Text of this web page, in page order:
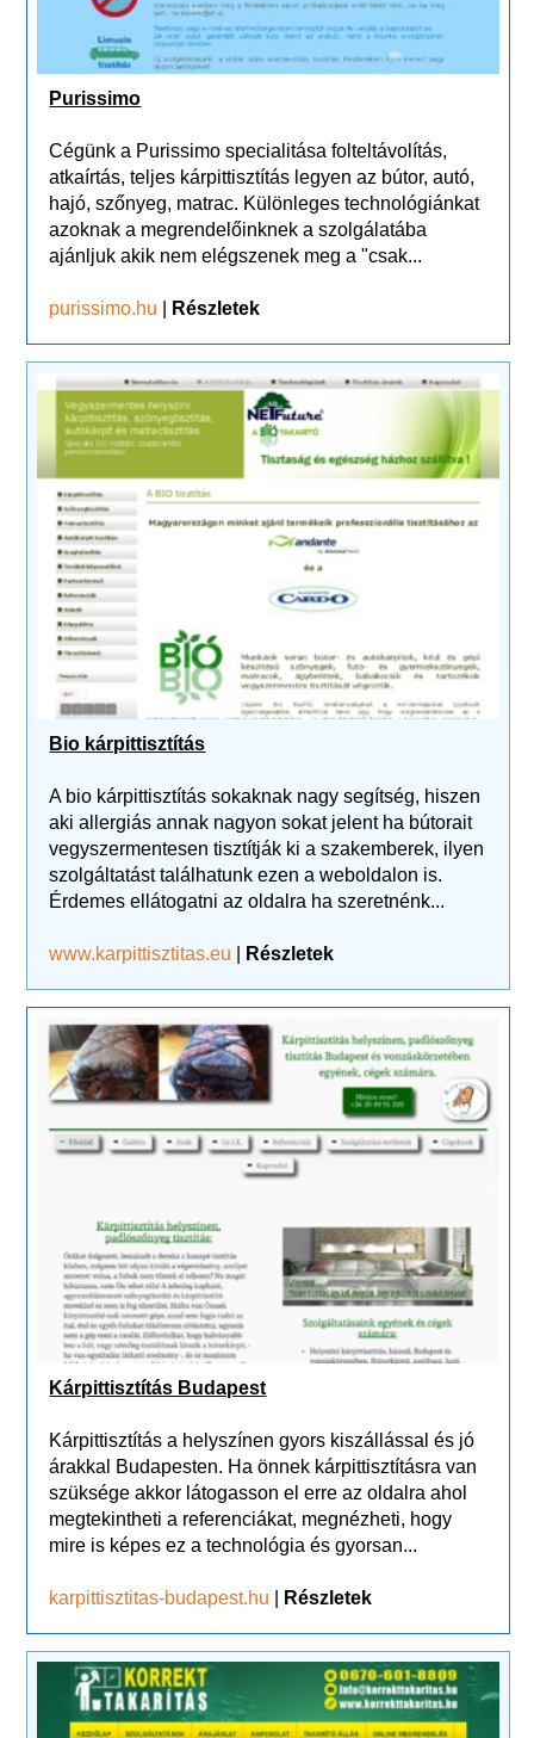
Purissimo
Cégünk a Purissimo specialitása folteltávolítás,
atkaírtás, teljes kárpittisztítás legyen az bútor, autó,
hajó, szőnyeg, matrac. Különleges technológiánkat
azoknak a megrendelőinknek a szolgálatába
ajánljuk akik nem elégszenek meg a "csak...
purissimo.hu Részletek
Bio kárpittisztítás
A bio kárpittisztítás sokaknak nagy segítség, hiszen
aki allergiás annak nagyon sokat jelent ha bútorait
vegyszermentesen tisztítják ki a szakemberek, ilyen
szolgáltatást találhatunk ezen a weboldalon is.
Érdemes ellátogatni az oldalra ha szeretnénk...
www.karpittisztitas.eu Részletek
Kárpittisztítás Budapest
Kárpittisztítás a helyszínen gyors kiszállással és jó
árakkal Budapesten. Ha önnek kárpittisztításra van
szüksége akkor látogasson el erre az oldalra ahol
megtekintheti a referenciákat, megnézheti, hogy
mire is képes ez a technológia és gyorsan...
karpittisztitas-budapest.hu Részletek